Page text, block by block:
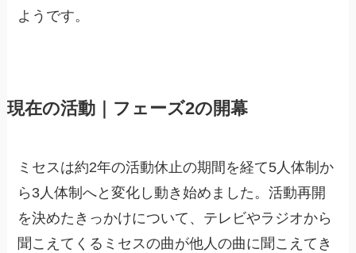
ようです。
現在の活動｜フェーズ2の開幕
ミセスは約2年の活動休止の期間を経て5人体制か
ら3人体制へと変化し動き始めました。活動再開
を決めたきっかけについて、テレビやラジオから
聞こえてくるミセスの曲が他人の曲に聞こえてき